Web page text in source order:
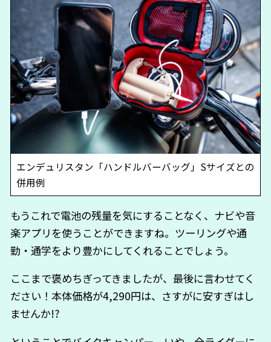
エンデュリスタン「ハンドルバーバッグ」Sサイズとの
併用例
もうこれで電池の残量を気にすることなく、ナビや音
楽アプリを使うことができますね。ツーリングや通
勤・通学をより豊かにしてくれることでしょう。
ここまで褒めちぎってきましたが、最後に言わせてく
ださい！本体価格が4,290円は、さすがに安すぎはし
ませんか!?